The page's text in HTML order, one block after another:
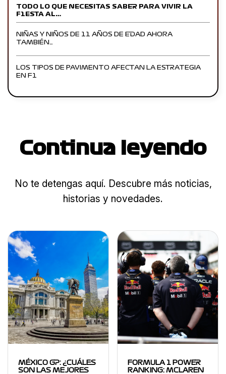
TODO LO QUE NECESITAS SABER PARA VIVIR LA
F1ESTA AL…
NIÑAS Y NIÑOS DE 11 AÑOS DE EDAD AHORA
TAMBIÉN…
LOS TIPOS DE PAVIMENTO AFECTAN LA ESTRATEGIA
EN F1
Continua leyendo
No te detengas aquí. Descubre más noticias,
historias y novedades.
MÉXICO GP: ¿CUÁLES
SON LAS MEJORES
FORMULA 1 POWER
RANKING: MCLAREN